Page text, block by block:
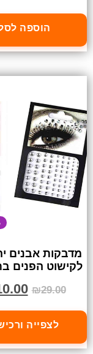
הוספה
מדבקות אבנים
לקישוט הפנים
₪29.00
לצפייה